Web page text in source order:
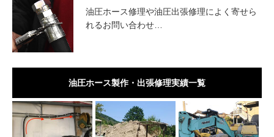
油圧ホース修理や油圧出張修理によく寄せら
れるお問い合わせ…
油圧ホース製作・出張修理実績一覧